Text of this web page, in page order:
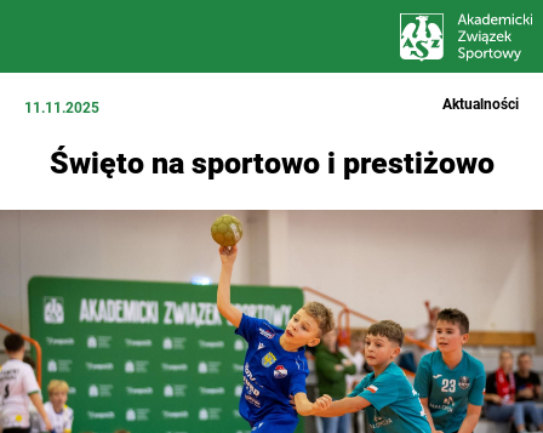
11.11.2025 Aktualności
Święto na sportowo i prestiżowo